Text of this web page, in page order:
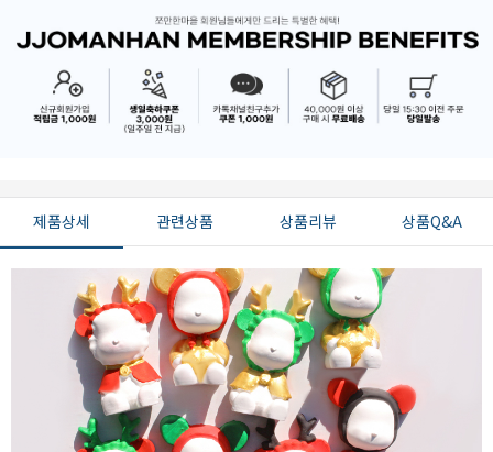
페이코 ID로 페
PAYCO 바로구매
제품상세 관련상품 상품리뷰 상품Q&A